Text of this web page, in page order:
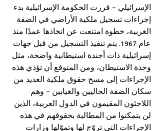
الإسرائيلي – قررت الحكومة الإسرائيلية بدء
إجراءات تسجيل ملكية الأراضي في الضفة
الغربية، خطوة امتنعت عن اتخاذها عمدًا منذ
عام 1967. يتم تنفيذ التسجيل من قبل جهات
إسرائيلية ذات أجندة استيطانية واضحة، مثل
وحدة الاستيطان، ومن المتوقع أن تؤدي هذه
الإجراءات إلى مسح حقوق ملكية العديد من
سكان الضفة الحاليين والغيابين – وهم
اللاجئون المقيمون في الدول العربية، الذين
لن يتمكنوا من المطالبة بحقوقهم في هذه
الإجراءات التي تروّج لها وتموّلها وزارات